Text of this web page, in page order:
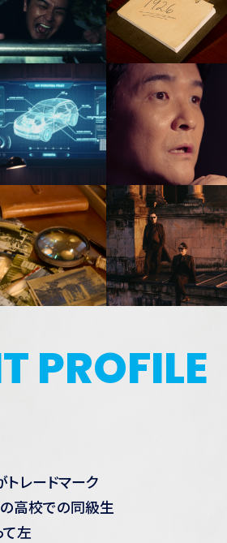
PROFILE
レードマーク
高校での同級生
左